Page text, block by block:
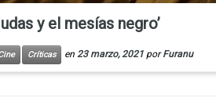
y el mesías negro’
Críticas en 23 marzo, 2021 porFuranu